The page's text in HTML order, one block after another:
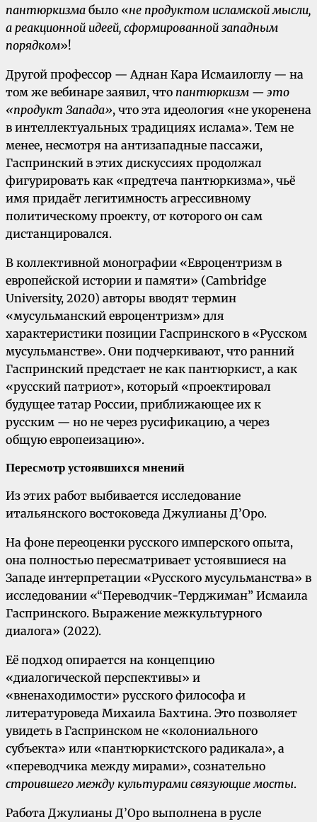
пантюркизма было «не продуктом исламской мысли,
а реакционной идеей, сформированной западным
порядком»!
Другой профессор — Аднан Кара Исмаилоглу — на
том же вебинаре заявил, что пантюркизм — это
«продукт Запада», что эта идеология «не укоренена
в интеллектуальных традициях ислама». Тем не
менее, несмотря на антизападные пассажи,
Гаспринский в этих дискуссиях продолжал
фигурировать как «предтеча пантюркизма», чьё
имя придаёт легитимность агрессивному
политическому проекту, от которого он сам
дистанцировался.
В коллективной монографии «Евроцентризм в
европейской истории и памяти» (Cambridge
University, 2020) авторы вводят термин
«мусульманский евроцентризм» для
характеристики позиции Гаспринского в «Русском
мусульманстве». Они подчеркивают, что ранний
Гаспринский предстает не как пантюркист, а как
«русский патриот», который «проектировал
будущее татар России, приближающее их к
русским — но не через русификацию, а через
общую европеизацию».
Пересмотр устоявшихся мнений
Из этих работ выбивается исследование
итальянского востоковеда Джулианы Д’Оро.
На фоне переоценки русского имперского опыта,
она полностью пересматривает устоявшиеся на
Западе интерпретации «Русского мусульманства» в
исследовании «“Переводчик-Терджиман” Исмаила
Гаспринского. Выражение межкультурного
диалога» (2022).
Её подход опирается на концепцию
«диалогической перспективы» и
«вненаходимости» русского философа и
литературоведа Михаила Бахтина. Это позволяет
увидеть в Гаспринском не «колониального
субъекта» или «пантюркистского радикала», а
«переводчика между мирами», сознательно
строившего между культурами связующие мосты.
Работа Джулианы Д’Оро выполнена в русле